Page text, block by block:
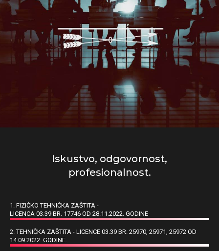
Iskustvo, odgovornost,
profesionalnost.
1. FIZIČKO TEHNIČKA ZAŠTITA -
LICENCA 03.39 BR. 17746 OD 28.11.2022. GODINE
2. TEHNIČKA ZAŠTITA - LICENCE 03.39 BR. 25970, 25971, 25972 OD
14.09.2022. GODINE.